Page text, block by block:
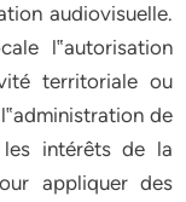
audiovisuelle.
l‟autorisation
territoriale ou
de
intérêts de la
appliquer des